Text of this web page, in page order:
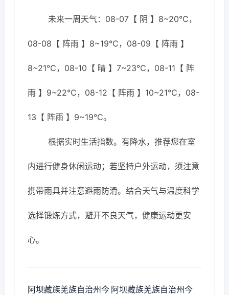
未来一周天气：08-07【 阴 】8~20℃，
08-08【 阵雨 】8~19℃，08-09【 阵雨 】
8~21℃，08-10【 晴 】7~23℃，08-11【 阵
雨 】9~22℃，08-12【 阵雨 】10~21℃，08-
13【 阵雨 】9~19℃。
根据实时生活指数。有降水，推荐您在室
内进行健身休闲运动；若坚持户外运动，须注意
携带雨具并注意避雨防滑。结合天气与温度科学
选择锻炼方式，避开不良天气，健康运动更安
心。
阿坝藏族羌族自治州今 阿坝藏族羌族自治州今